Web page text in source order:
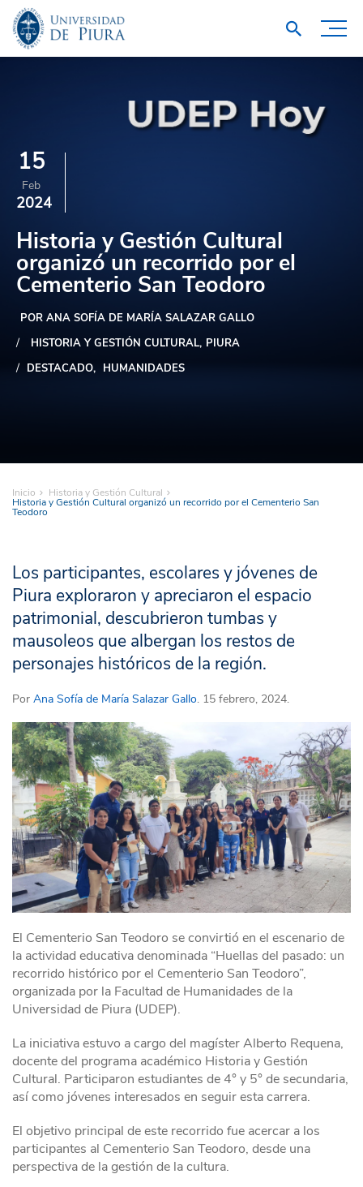
15
Feb
2024
Historia y Gestión Cultural
organizó un recorrido por el
Cementerio San Teodoro
POR ANA SOFÍA DE MARÍA SALAZAR GALLO
HISTORIA Y GESTIÓN CULTURAL PIURA
DESTACADO
HUMANIDADES
Inicio Historia y Gestión Cultural
Historia y Gestión Cultural organizó un recorrido por el Cementerio San
Teodoro
Los participantes, escolares y jóvenes de
Piura exploraron y apreciaron el espacio
patrimonial, descubrieron tumbas y
mausoleos que albergan los restos de
personajes históricos de la región.
Por Ana Sofía de María Salazar Gallo. 15 febrero, 2024.
El Cementerio San Teodoro se convirtió en el escenario de
la actividad educativa denominada “Huellas del pasado: un
recorrido histórico por el Cementerio San Teodoro”,
organizada por la Facultad de Humanidades de la
Universidad de Piura (UDEP).
La iniciativa estuvo a cargo del magíster Alberto Requena,
docente del programa académico Historia y Gestión
Cultural. Participaron estudiantes de 4° y 5° de secundaria,
así como jóvenes interesados en seguir esta carrera.
El objetivo principal de este recorrido fue acercar a los
participantes al Cementerio San Teodoro, desde una
perspectiva de la gestión de la cultura.